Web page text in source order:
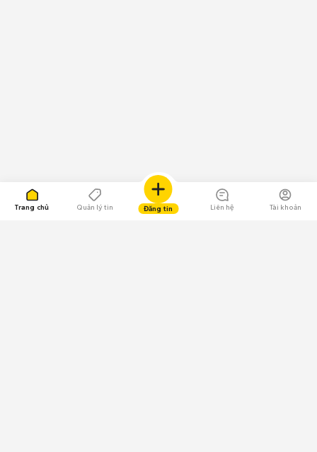
Trang chủ Quản lý tin Đăng tin Liên hệ Tài khoản